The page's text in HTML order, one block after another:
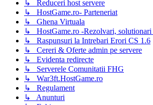
↳ Reduceri host servere
↳ HostGame.ro- Parteneriat
↳ Ghena Virtuala
↳ HostGame.ro -Rezolvari, solutionari
↳ Raspunsuri la Intrebari Erori CS 1.6
↳ Cereri & Oferte admin pe servere
↳ Evidenta redirecte
↳ Serverele Comunitatii FHG
↳ War3ft.HostGame.ro
↳ Regulament
↳ Anunturi